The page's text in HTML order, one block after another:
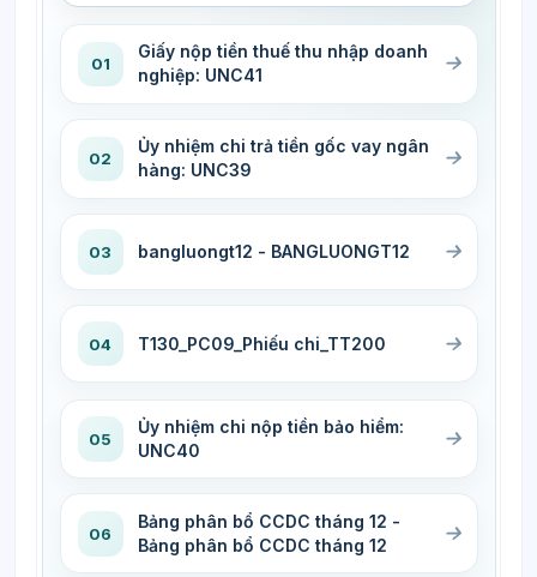
01
Giấy nộp tiền thuế thu nhập doanh
nghiệp: UNC41
02
Ủy nhiệm chi trả tiền gốc vay ngân
hàng: UNC39
03 bangluongt12 - BANGLUONGT12
04 T130_PC09_Phiếu chi_TT200
05
Ủy nhiệm chi nộp tiền bảo hiểm:
UNC40
06
Bảng phân bổ CCDC tháng 12 -
Bảng phân bổ CCDC tháng 12